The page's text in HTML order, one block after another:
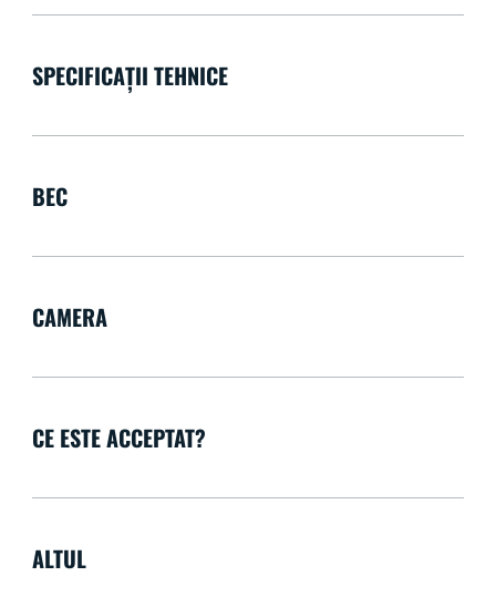
SPECIFICAȚII TEHNICE
BEC
CAMERA
CE ESTE ACCEPTAT?
ALTUL